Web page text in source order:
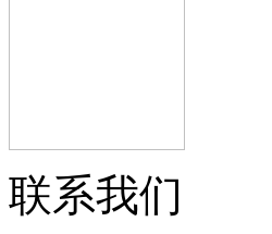
联系我们